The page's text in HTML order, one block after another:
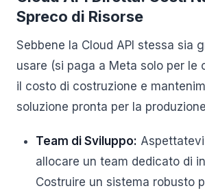
Spreco di Risorse
Sebbene la Cloud API stessa sia
usare (si paga a Meta solo per le
il costo di costruzione e
soluzione pronta per la
Team di Sviluppo:
allocare un team dedicato di
Costruire un sistema robusto